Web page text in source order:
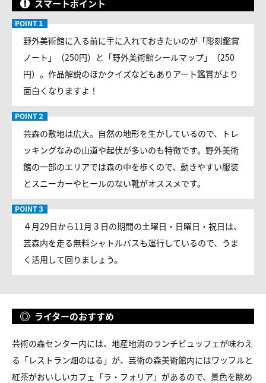
スマートポイント
野外美術館に入る前に手に入れておきたいのが「彫刻鑑賞
ノート」（250円）と「野外美術館シールマップ」（250
円）。作品解説のほかクイズなどもありアート鑑賞がより
面白くなりますよ！
芸森の敷地は広大。自然の地形を生かしているので、トレ
ッキングなみの山道や起伏が多いのも特徴です。野外美術
館の一部のエリアでは森の中を歩くので、動きやすい服装
とスニーカーやヒールのない靴がオススメです。
４月29日から11月３日の期間の土曜日・日曜日・祝日は、
芸森内を走る無料シャトルバスも運行しているので、うま
く活用して回りましょう。
ライターのおすすめ
芸術の森センター内には、地産地消のランチビュッフェが味わえ
る「レストラン畑のはる」が、芸術の森美術館内にはワッフルと
紅茶がおいしいカフェ「ラ・フォリア」があるので、景色を眺め